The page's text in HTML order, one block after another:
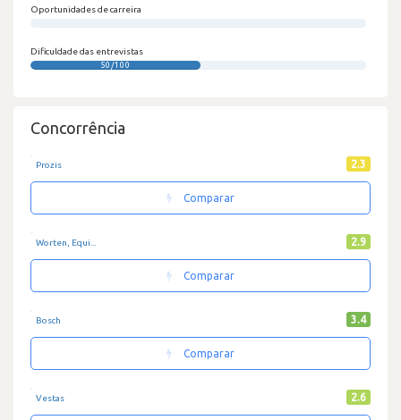
Oportunidades de carreira
Dificuldade das entrevistas
50/100
Concorrência
Prozis 2.3
Comparar
Worten, Equi... 2.9
Comparar
Bosch 3.4
Comparar
Vestas 2.6